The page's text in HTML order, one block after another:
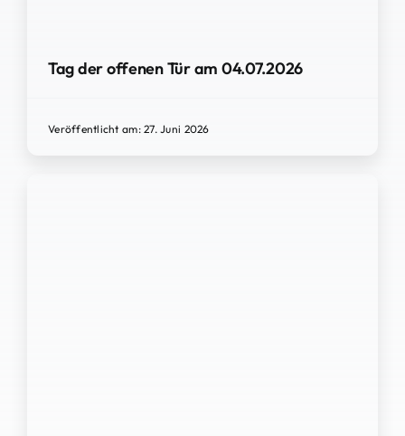
Tag der offenen Tür am 04.07.2026
Veröffentlicht am: 27. Juni 2026